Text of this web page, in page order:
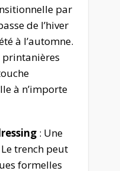
par
de l’hiver
à l’automne.
printanières
à n’importe
: Une
trench peut
formelles